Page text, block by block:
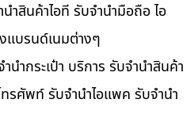
ำสินค้าไอที รับจำนำมือถือ ไอ
แบรนด์เนมต่างๆ
ำกระเป๋า บริการ รับจำนำสินค้า
รศัพท์ รับจำนำไอแพค รับจำนำ